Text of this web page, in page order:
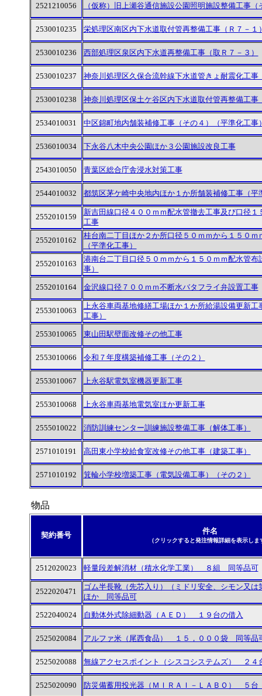
2521210056 （仮称）旧上瀬谷通信施設公園照明施設整備工事（
2530010235 栄処理区南区内下水道取付管再整備工事（Ｒ７－１
2530010236 西部処理区泉区内下水道再整備工事（取Ｒ７－３）
2530010237 神奈川処理区久保合流幹線下水道管きょ耐震化工事
2530010238 神奈川処理区保土ケ谷区内下水道取付管再整備工事
2534010031 中区錦町地内舗装補修工事（その４）（平準化工事
2536010034 下永谷八木中央公園ほか３公園施設改良工事
2543010050 青葉区総合庁舎浸水対策工事
2544010032 都筑区茅ケ崎中央地内ほか１か所舗装補修工事（平
2552010159
新吉田線口径４００ｍｍ配水管撤去工事及び口径１
工事
2552010162
桂台南二丁目ほか２か所口径５０ｍｍから１５０ｍ
（平準化工事）
2552010163
港南台二丁目口径５０ｍｍから１５０ｍｍ配水管布
事）
2552010164 金沢線口径７００ｍｍ不断水バタフライ弁設置工事
2553010063
上永谷車両基地修繕工場ほか１か所給湯設備更新工
工事）
2553010065 東山田駅壁面改修その他工事
2553010066 令和７年度構築補修工事（その２）
2553010067 上永谷駅電気室機器更新工事
2553010068 上永谷車両基地電気室ほか更新工事
2555010022 消防訓練センター訓練施設整備工事（解体工事）
2571010191 高田東小学校給食室改修その他工事（建築工事）
2571010192 箕輪小学校増築工事（電気設備工事）（その２）
物品
契約番号 件名
（クリックすると発注情報詳細を表示しま
2512020023 軽量段差解消材（積水化学工業） ８組 同等品可
2522020471
ゴム半長靴（先芯入り）（ミドリ安全、シモン又
ほか 同等品可
2522040024 自動体外式除細動器（ＡＥＤ） １９台の借入
2525020084 アルファ米（尾西食品） １５，０００袋 同等品
2525020088 無線アクセスポイント（シスコシステムズ） ２
2525020090 防災備蓄用投光器（ＭＩＲＡＩ－ＬＡＢＯ） ５